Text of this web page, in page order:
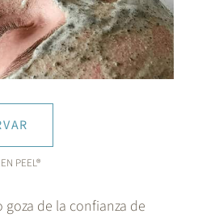
PEEL®
de la confianza de